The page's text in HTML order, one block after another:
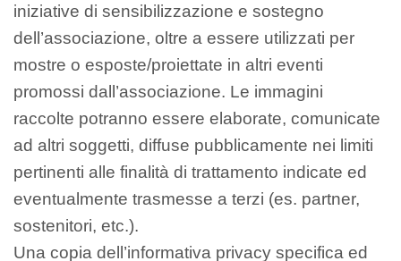
iniziative di sensibilizzazione e sostegno
dell’associazione, oltre a essere utilizzati per
mostre o esposte/proiettate in altri eventi
promossi dall’associazione. Le immagini
raccolte potranno essere elaborate, comunicate
ad altri soggetti, diffuse pubblicamente nei limiti
pertinenti alle finalità di trattamento indicate ed
eventualmente trasmesse a terzi (es. partner,
sostenitori, etc.).
Una copia dell’informativa privacy specifica ed